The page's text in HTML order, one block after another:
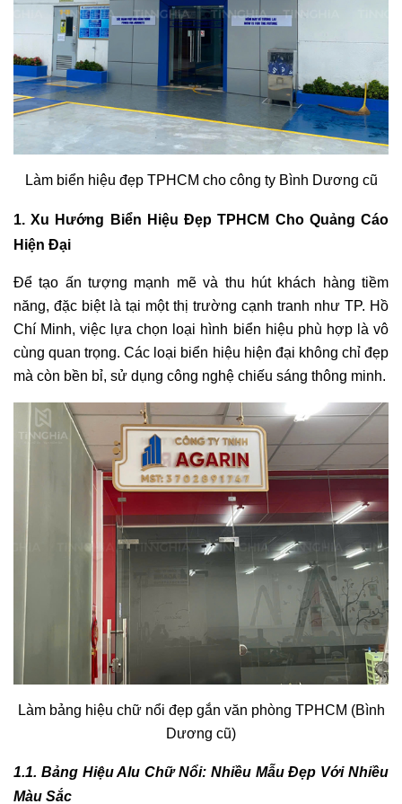
Làm biển hiệu đẹp TPHCM cho công ty Bình Dương cũ
1. Xu Hướng Biển Hiệu Đẹp TPHCM Cho Quảng Cáo
Hiện Đại
Để tạo ấn tượng mạnh mẽ và thu hút khách hàng tiềm
năng, đặc biệt là tại một thị trường cạnh tranh như TP. Hồ
Chí Minh, việc lựa chọn loại hình biển hiệu phù hợp là vô
cùng quan trọng. Các loại biển hiệu hiện đại không chỉ đẹp
mà còn bền bỉ, sử dụng công nghệ chiếu sáng thông minh.
Làm bảng hiệu chữ nổi đẹp gắn văn phòng TPHCM (Bình
Dương cũ)
1.1. Bảng Hiệu Alu Chữ Nổi: Nhiều Mẫu Đẹp Với Nhiều
Màu Sắc